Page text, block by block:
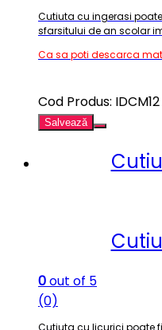
Cutiuta cu ingerasi
sfarsitului de an scolar
Ca sa poti descarca
Cod Produs: IDCM12
Salvează
0out of 5
(0)
Cutiuta cu licurici poate